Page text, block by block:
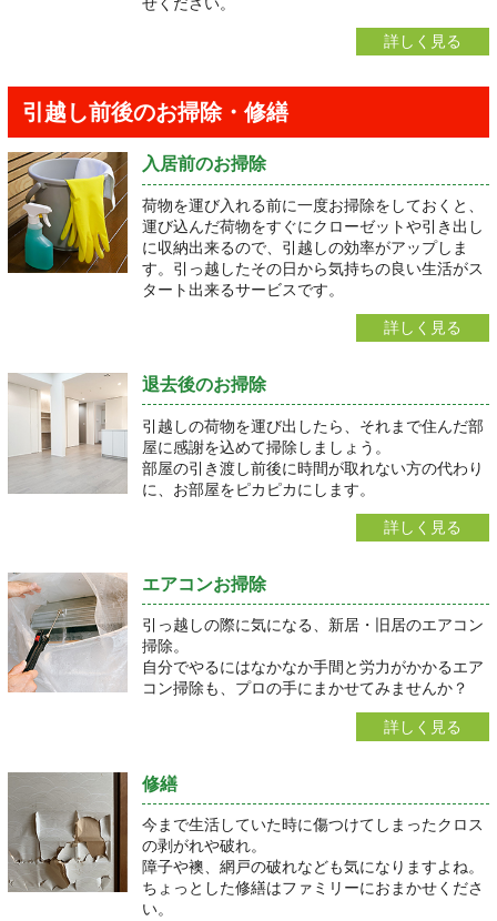
詳しく見る
引越し前後のお掃除・修繕
入居前のお掃除
荷物を運び入れる前に一度お掃除をしておくと、
運び込んだ荷物をすぐにクローゼットや引き出し
に収納出来るので、引越しの効率がアップしま
す。引っ越したその日から気持ちの良い生活がス
タート出来るサービスです。
詳しく見る
退去後のお掃除
引越しの荷物を運び出したら、それまで住んだ部
屋に感謝を込めて掃除しましょう。
部屋の引き渡し前後に時間が取れない方の代わり
に、お部屋をピカピカにします。
詳しく見る
エアコンお掃除
引っ越しの際に気になる、新居・旧居のエアコン
掃除。
自分でやるにはなかなか手間と労力がかかるエア
コン掃除も、プロの手にまかせてみませんか？
詳しく見る
修繕
今まで生活していた時に傷つけてしまったクロス
の剥がれや破れ。
障子や襖、網戸の破れなども気になりますよね。
ちょっとした修繕はファミリーにおまかせくださ
い。